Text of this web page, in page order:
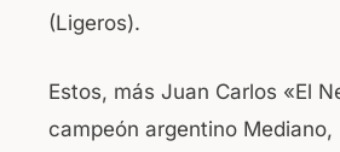
(Ligeros).
Estos, más Juan Carlos «El
campeón argentino Mediano,